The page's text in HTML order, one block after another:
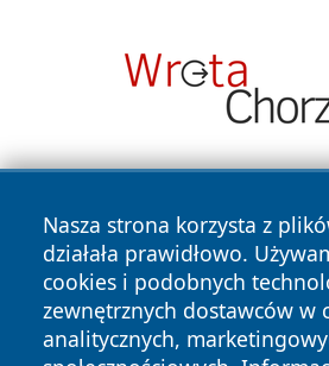
Nasza strona korzysta z
działała prawidłowo.
cookies i podobnych
zewnętrznych dostawców w
analitycznych,
Copyright © 2026 raciborski24.pl
zastrzeżone.